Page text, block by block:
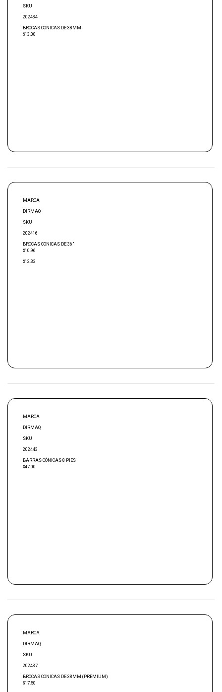
SKU
202434
BROCAS CONICAS DE 38MM
$13.00
MARCA
DIRMAQ
SKU
202416
BROCAS CONICAS DE 36″
$10.96
$12.33
MARCA
DIRMAQ
SKU
202443
BARRAS CÓNICAS 8 PIES
$47.00
MARCA
DIRMAQ
SKU
202437
BROCAS CONICAS DE 38MM (PREMIUM)
$17.50